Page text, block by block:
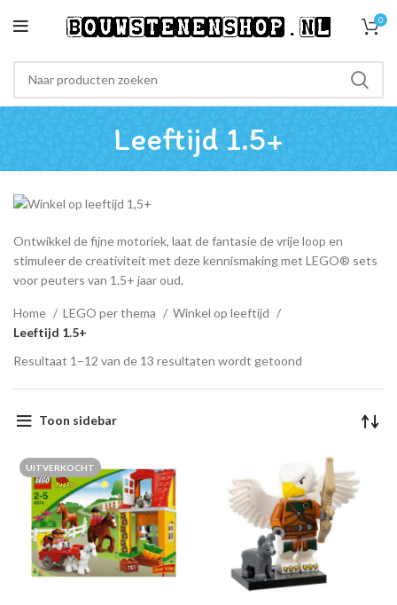
0
Leeftijd 1.5+
Ontwikkel de fijne motoriek, laat de fantasie de vrije loop en
stimuleer de creativiteit met deze kennismaking met LEGO® sets
voor peuters van 1.5+ jaar oud.
Home LEGO per thema
Winkel op leeftijd
Leeftijd 1.5+
Resultaat 1–12 van de 13 resultaten wordt getoond
Toon sidebar
UITVERKOCHT